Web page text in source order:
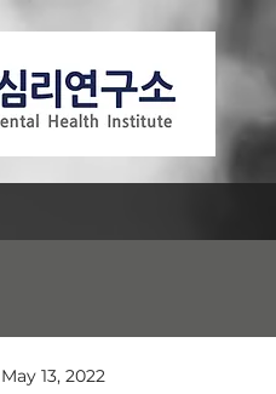
May 13, 2022